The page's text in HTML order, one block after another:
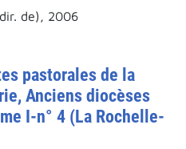
de), 2006
pastorales de la
Anciens diocèses
I-n° 4 (La Rochelle-